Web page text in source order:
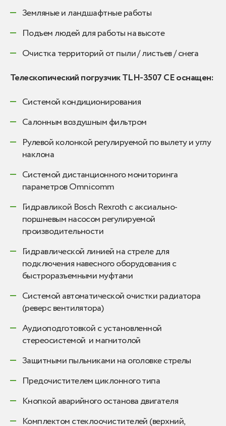
Земляные и ландшафтные работы
Подъем людей для работы на высоте
Очистка территорий от пыли / листьев / снега
Телескопический погрузчик TLH-3507 CE оснащен:
Системой кондиционирования
Салонным воздушным фильтром
Рулевой колонкой регулируемой по вылету и углу
наклона
Системой дистанционного мониторинга
параметров Omnicomm
Гидравликой Bosch Rexroth с аксиально-
поршневым насосом регулируемой
производительности
Гидравлической линией на стреле для
подключения навесного оборудования с
быстроразъемными муфтами
Системой автоматической очистки радиатора
(реверс вентилятора)
Аудиоподготовкой с установленной
стереосистемой и магнитолой
Защитными пыльниками на оголовке стрелы
Предочистителем циклонного типа
Кнопкой аварийного останова двигателя
Комплектом стеклоочистителей (верхний,